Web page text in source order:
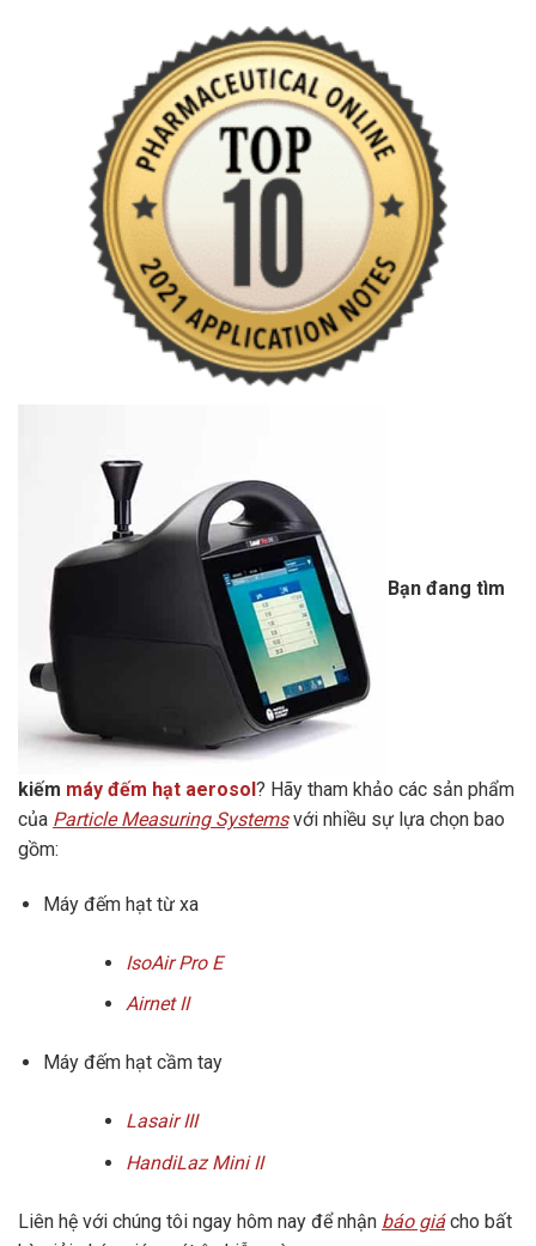
Bạn đang tìm
kiếm máy đếm hạt aerosol? Hãy tham khảo các sản phẩm
của Particle Measuring Systemsvới nhiều sự lựa chọn bao
gồm:
Máy đếm hạt từ xa
IsoAir Pro E
Airnet II
Máy đếm hạt cầm tay
Lasair III
HandiLaz Mini II
Liên hệ với chúng tôi ngay hôm nay để nhận báo giácho bất